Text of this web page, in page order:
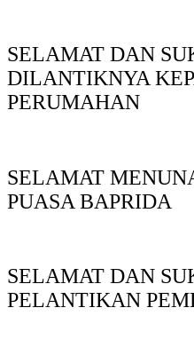
SELAMAT DAN
DILANTIKNYA
PERUMAHAN
SELAMAT
PUASA BAPRIDA
SELAMAT DAN
PELANTIKAN